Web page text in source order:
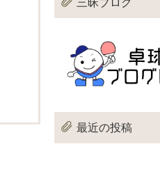
三昧ブログ
最近の投稿